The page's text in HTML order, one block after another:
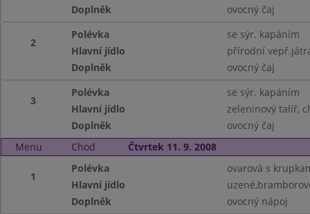
Doplněk
ovocný čaj
2
Polévka
se sýr. kapáním
Hlavní jídlo
přírodní
Doplněk
ovocný čaj
3
Polévka
se sýr. kapáním
Hlavní jídlo
zeleninový talíř,
Doplněk
ovocný čaj
Menu
Chod Čtvrtek 11. 9. 2008
1
Polévka
ovarová s
Hlavní jídlo
Doplněk
ovocný nápoj